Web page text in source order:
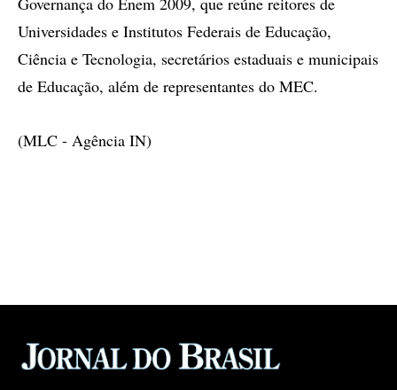
Universidades e Institutos Federais de Educação,
Ciência e Tecnologia, secretários estaduais e municipais
de Educação, além de representantes do MEC.
(MLC - Agência IN)